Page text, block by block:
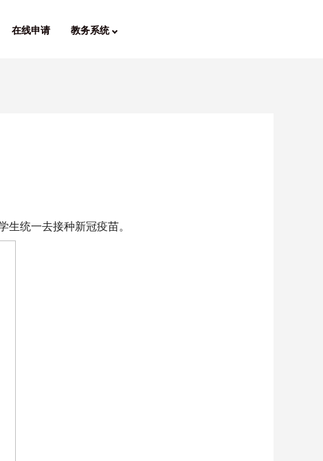
在线申请 教务系统
统一去接种新冠疫苗。